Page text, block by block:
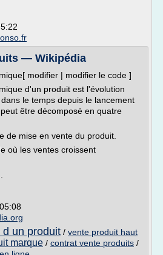
— Wikipédia
modifier | modifier le code ]
d'un produit est l'évolution
le temps depuis le lancement
être décomposé en quatre
de mise en vente du produit.
où les ventes croissent
d un produit / vente produit haut
marque / contrat vente produits /